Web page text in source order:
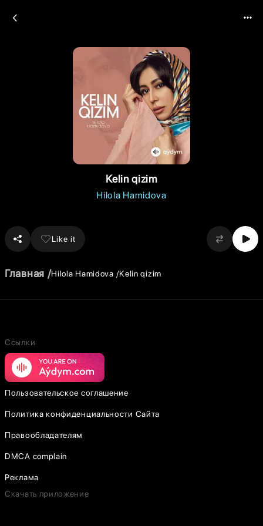
Kelin qizim
Hilola Hamidova
Like it
Главная Hilola Hamidova Kelin qizim
Ссылки
Пользовательское соглашение
Политика конфиденциальности Сайта
Правообладателям
DMCA complain
Реклама
Скачать приложение